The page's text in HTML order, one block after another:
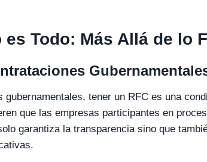
Todo: Más Allá de lo
tener un RFC es una
que las empresas participantes en
garantiza la transparencia sino que